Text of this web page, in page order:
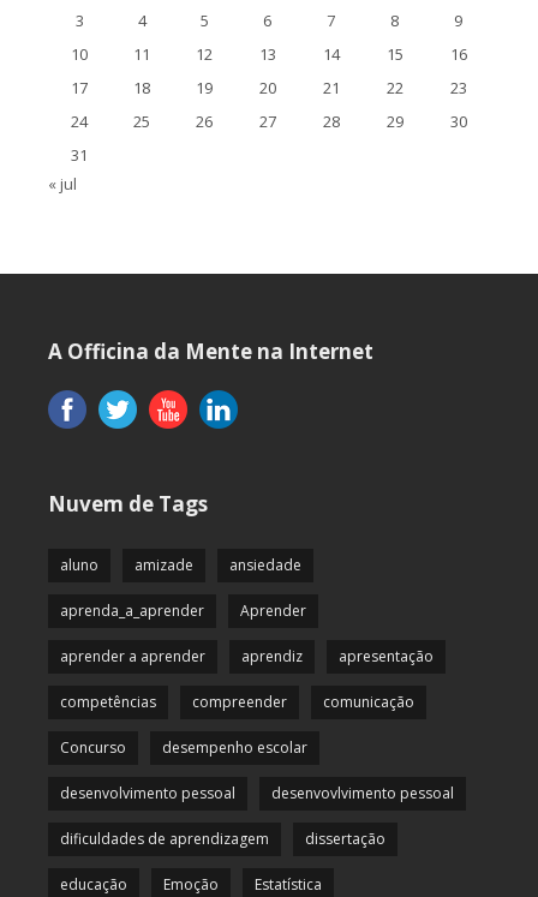
3
4 5 6 7 8
9
10
11 12 13 14 15
16
17
18 19 20 21 22
23
24
25 26 27 28 29
30
31
« jul
A Officina da Mente na Internet
Nuvem de Tags
aluno amizade ansiedade
aprenda_a_aprender Aprender
aprender a aprender aprendiz apresentação
competências compreender comunicação
Concurso desempenho escolar
desenvolvimento pessoal desenvovlvimento pessoal
dificuldades de aprendizagem dissertação
educação Emoção Estatística